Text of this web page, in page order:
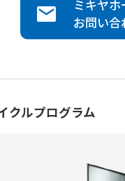
ミキヤホ
お問い合
クルプログラム